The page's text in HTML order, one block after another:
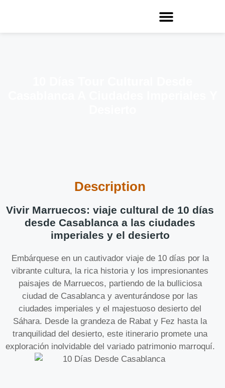
Description
Vivir Marruecos: viaje cultural de 10 días
desde Casablanca a las ciudades
imperiales y el desierto
Embárquese en un cautivador viaje de 10 días por la
vibrante cultura, la rica historia y los impresionantes
paisajes de Marruecos, partiendo de la bulliciosa
ciudad de Casablanca y aventurándose por las
ciudades imperiales y el majestuoso desierto del
Sáhara. Desde la grandeza de Rabat y Fez hasta la
tranquilidad del desierto, este itinerario promete una
exploración inolvidable del variado patrimonio marroquí.